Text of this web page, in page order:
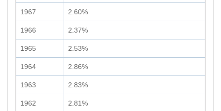
1967 2.60%
1966 2.37%
1965 2.53%
1964 2.86%
1963 2.83%
1962 2.81%